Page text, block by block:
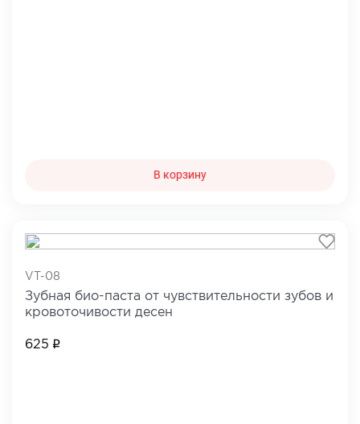
В корзину
VT-08
Зубная био-паста от чувствительности зубов и
кровоточивости десен
625